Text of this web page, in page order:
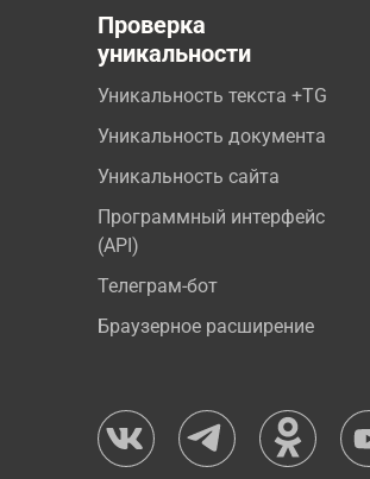
Проверка
уникальности
Уникальность текста +TG
Уникальность документа
Уникальность сайта
Программный интерфейс
(API)
Телеграм-бот
Браузерное расширение